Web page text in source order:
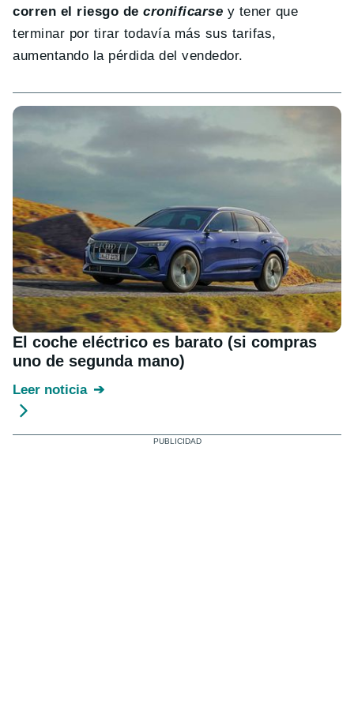
corren el riesgo decronificarse y tener que
terminar por tirar todavía más sus tarifas,
aumentando la pérdida del vendedor.
El coche eléctrico es barato (si compras
uno de segunda mano)
Leer noticia